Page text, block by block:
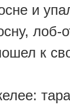
и
лоб-
к